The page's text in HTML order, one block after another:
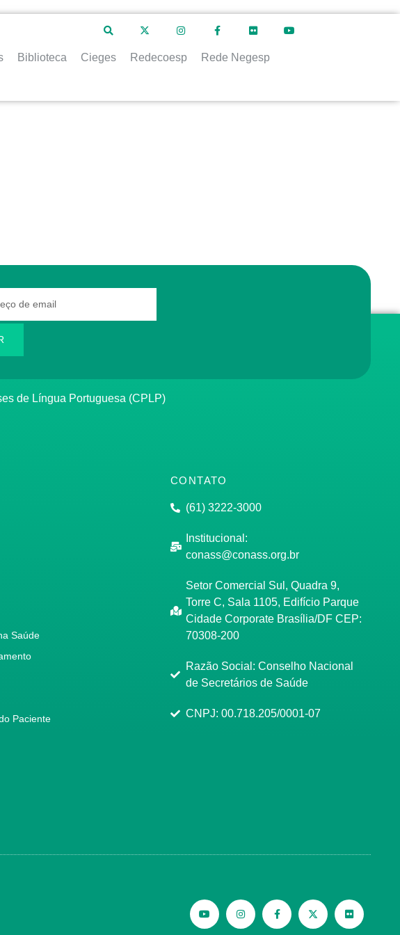
Biblioteca Cieges Redecoesp Rede Negesp
de Língua Portuguesa (CPLP)
Saúde
Paciente
CONTATO
(61) 3222-3000
Institucional:
conass@conass.org.br
Setor Comercial Sul, Quadra 9,
Torre C, Sala 1105, Edifício Parque
Cidade Corporate Brasília/DF CEP:
70308-200
Razão Social: Conselho Nacional
de Secretários de Saúde
CNPJ: 00.718.205/0001-07